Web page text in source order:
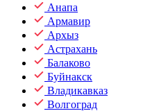
Анапа
Армавир
Архыз
Астрахань
Балаково
Буйнакск
Владикавказ
Волгоград